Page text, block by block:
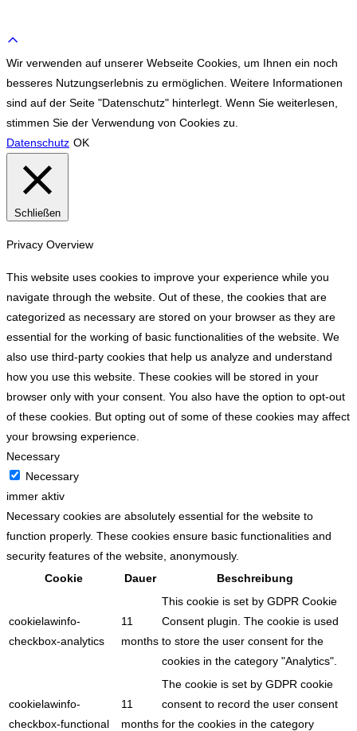
to
top
Wir verwenden auf unserer Webseite Cookies, um Ihnen ein noch
besseres Nutzungserlebnis zu ermöglichen. Weitere Informationen
sind auf der Seite "Datenschutz" hinterlegt. Wenn Sie weiterlesen,
stimmen Sie der Verwendung von Cookies zu.
Datenschutz OK
Schließen
Privacy Overview
This website uses cookies to improve your experience while you
navigate through the website. Out of these, the cookies that are
categorized as necessary are stored on your browser as they are
essential for the working of basic functionalities of the website. We
also use third-party cookies that help us analyze and understand
how you use this website. These cookies will be stored in your
browser only with your consent. You also have the option to opt-out
of these cookies. But opting out of some of these cookies may affect
your browsing experience.
Necessary
Necessary
immer aktiv
Necessary cookies are absolutely essential for the website to
function properly. These cookies ensure basic functionalities and
security features of the website, anonymously.
Cookie
Dauer Beschreibung
cookielawinfo-
checkbox-analytics
11
months
This cookie is set by GDPR Cookie
Consent plugin. The cookie is used
to store the user consent for the
cookies in the category "Analytics".
cookielawinfo-
checkbox-functional
11
months
The cookie is set by GDPR cookie
consent to record the user consent
for the cookies in the category